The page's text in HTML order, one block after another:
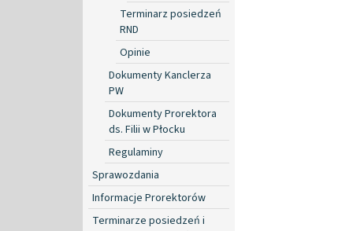
Terminarz posiedzeń
RND
Opinie
Dokumenty Kanclerza
PW
Dokumenty Prorektora
ds. Filii w Płocku
Regulaminy
Sprawozdania
Informacje Prorektorów
Terminarze posiedzeń i